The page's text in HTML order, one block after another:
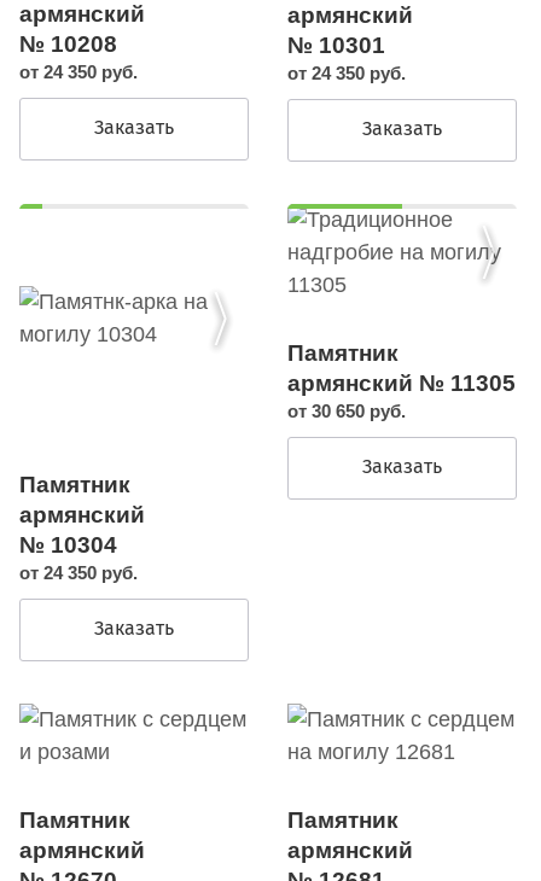
армянский
№ 10208
от 24 350 руб.
Заказать
армянский
№ 10301
от 24 350 руб.
Заказать
Памятник
армянский
№ 10304
от 24 350 руб.
Заказать
Памятник
армянский № 11305
от 30 650 руб.
Заказать
Памятник
армянский
Памятник
армянский